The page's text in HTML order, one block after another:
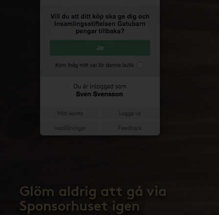
Glöm aldrig att gå via
Sponsorhuset igen